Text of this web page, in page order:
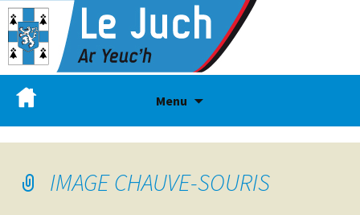
Menu
IMAGE CHAUVE-SOURIS